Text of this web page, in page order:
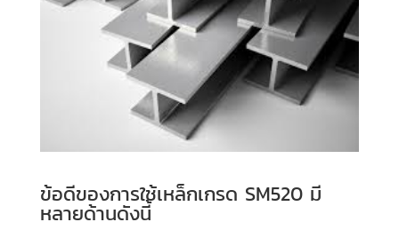
ข้อดีของการใช้เหล็กเกรด SM520 มี
หลายด้านดังนี้